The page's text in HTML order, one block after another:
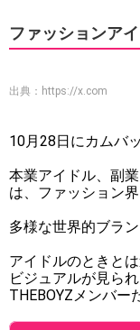
ファッションア
出典： https://x.com
10月28日にカムバ
本業アイドル、副
は、ファッション界
多様な世界的ブラ
アイドルのときと
ビジュアルが見ら
THEBOYZメンバ